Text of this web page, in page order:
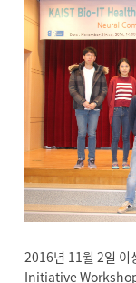
2016년 11월 2일
Initiative